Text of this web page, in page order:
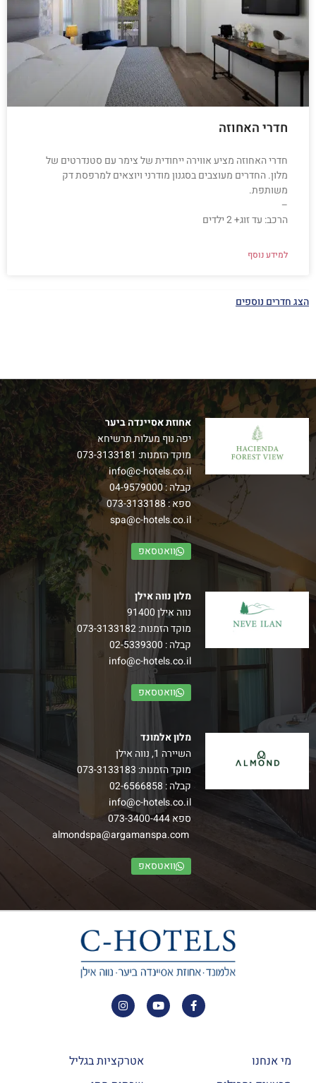
חדרי האחוזה
חדרי האחוזה מציע אווירה ייחודית של צימר עם סטנדרטים של
מלון. החדרים מעוצבים בסגנון מודרני ויוצאים למרפסת דק
משותפת.
–
הרכב: עד זוג+ 2 ילדים
למידע נוסף
חדרי נוף ליער
חדש! חדרי נוף ליער אגף חדש של חדרים מרווחים במיוחד,
היוצאים למרפסת נוף גלילי מרהיב.
הרכב: עד זוג+ 3 ילדים
למידע נוסף
חדרי בלקוני פמלי
חדרי בלקוני פמלי החדשים מעוצבים בסגנון חדשני ובהם מרפסת
נוף.
הצג חדרים נוספים
אחוזת אסיינדה ביער
יפה נוף מעלות תרשיחא
מוקד הזמנות: 073-3133181
info@c-hotels.co.il
קבלה :04-9579000
ספא :073-3133188
spa@c-hotels.co.il
וואטסאפ
מלון נווה אילן
נווה אילן 91400
מוקד הזמנות:073-3133182
קבלה : 02-5339300
info@c-hotels.co.il
וואטסאפ
מלון אלמונד
השיירה 1, נווה אילן
מוקד הזמנות: 073-3133183
קבלה : 02-6566858
info@c-hotels.co.il
ספא073-3400-444
almondspa@argamanspa.com
וואטסאפ
מי אנחנו
אטרקציות בגליל